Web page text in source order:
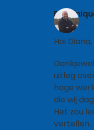
6
Hoi Diana,
uitleg
hoge
die wij
Het zou
vertellen.